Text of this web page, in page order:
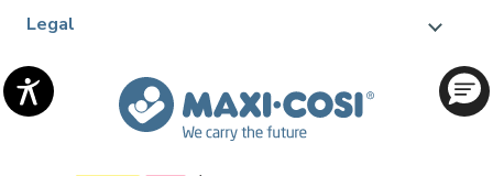
Legal